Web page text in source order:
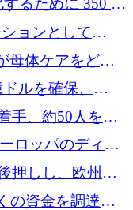
るために 350 万
ョンとして
母体ケアをどの
ルを確保、
請、英国首相が
表
手、約50人を解
ロッパのディー
構築しているか
押しし、欧州の
億ユーロに回復
の資金を調達し